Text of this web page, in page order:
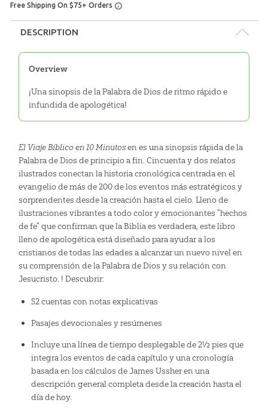
Free Shipping On $75+ Orders
DESCRIPTION
Overview
¡Una sinopsis de la Palabra de Dios de ritmo rápido e
infundida de apologética!
El Viaje Bíblico en 10 Minutosen es una sinopsis rápida de la
Palabra de Dios de principio a fin. Cincuenta y dos relatos
ilustrados conectan la historia cronológica centrada en el
evangelio de más de 200 de los eventos más estratégicos y
sorprendentes desde la creación hasta el cielo. Lleno de
ilustraciones vibrantes a todo color y emocionantes "hechos
de fe" que confirman que la Biblia es verdadera, este libro
lleno de apologética está diseñado para ayudar a los
cristianos de todas las edades a alcanzar un nuevo nivel en
su comprensión de la Palabra de Dios y su relación con
Jesucristo. ! Descubrir:
52 cuentas con notas explicativas
Pasajes devocionales y resúmenes
Incluye una línea de tiempo desplegable de 2½ pies que
integra los eventos de cada capítulo y una cronología
basada en los cálculos de James Ussher en una
descripción general completa desde la creación hasta el
día de hoy.